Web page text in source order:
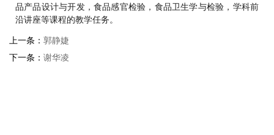
品产品设计与开发，食品感官检验，食品卫生学与检验，学科前
沿讲座等课程的教学任务。
上一条： 郭静婕
下一条： 谢华凌